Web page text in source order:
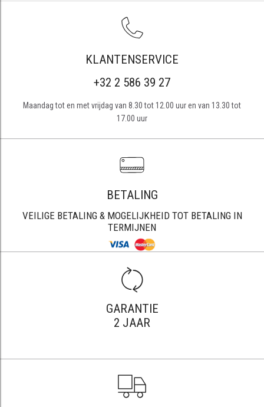
KLANTENSERVICE
+32 2 586 39 27
Maandag tot en met vrijdag van 8.30 tot 12.00 uur en van 13.30 tot
17.00 uur
BETALING
VEILIGE BETALING & MOGELIJKHEID TOT BETALING IN
TERMIJNEN
GARANTIE
2 JAAR